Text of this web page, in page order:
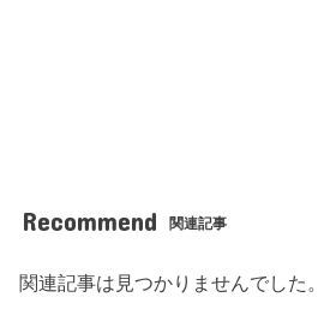
Recommend 関連記事
関連記事は見つかりませんでした。